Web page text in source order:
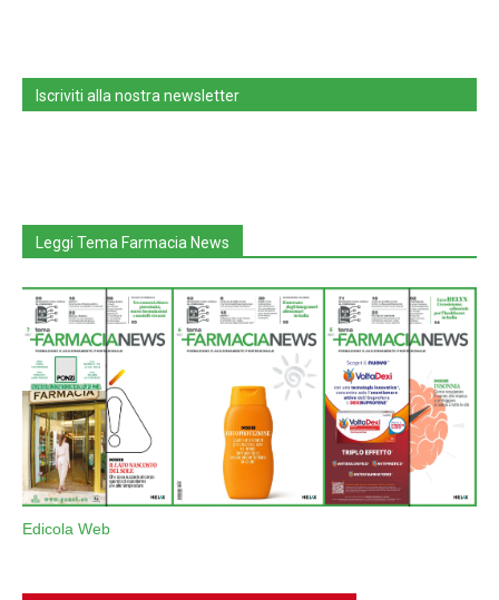
Iscriviti alla nostra newsletter
Leggi Tema Farmacia News
Edicola Web